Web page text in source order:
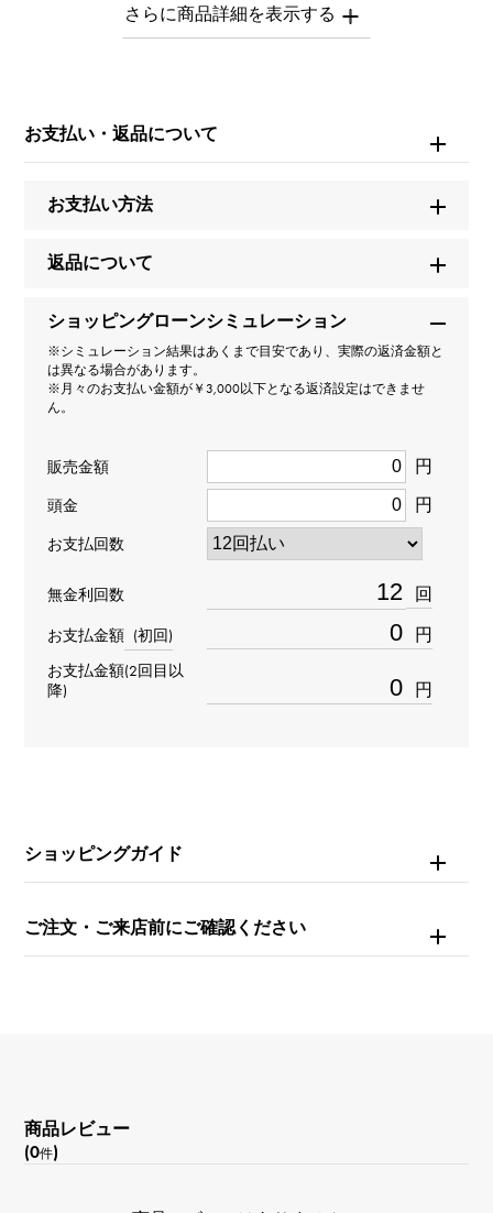
※中古品につき全体的に多少の小傷がございます。
※商品によっては、写真では確認できない傷がある場合
お問い合わせ商
品ID
W261764
商品名
ブランド名
ランゲ＆ゾーネ
オデュッセウス
型番
363.068
タイプ
メンズ
ムーブメント
自動巻き
防水
文字盤色
お支払い・返品について
お支払い方法
返品について
ショッピングローンシミュレーション
※シミュレーション結果はあくまで目安であり、実際の返済金額と
は異なる場合があります。
※月々のお支払い金額が￥3,000以下となる返済設定はできませ
ん。
販売金額 円
頭金 円
お支払回数
無金利回数 回
お支払金額 (初回) 円
お支払金額(2回目以
降)
円
ショッピングガイド
ご注文・ご来店前にご確認ください
商品レビュー
(0件)